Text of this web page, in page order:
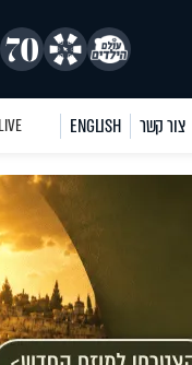
צור קשר ENGLISH
LIVE